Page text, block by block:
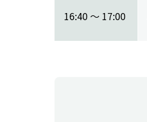
16:40 ～ 17:00